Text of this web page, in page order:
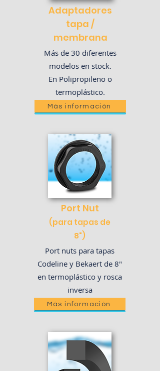
Adaptadores
tapa /
membrana
Más de 30 diferentes
modelos en stock.
En Polipropileno o
termoplástico.
Más información
Port Nut
(para tapas de
8")
Port nuts para tapas
Codeline y Bekaert de 8"
en termoplástico y rosca
inversa
Más información